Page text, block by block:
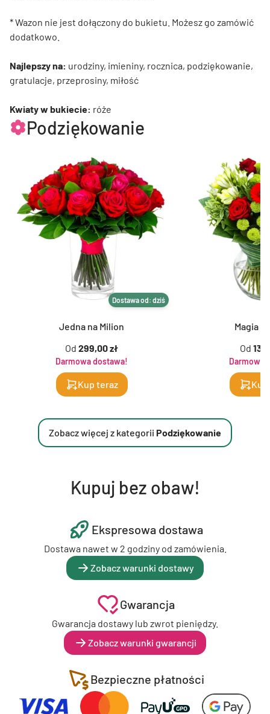
* Wazon nie jest dołączony do bukietu. Możesz go zamówić
dodatkowo.
Najlepszy na: urodziny, imieniny, rocznica, podziękowanie,
gratulacje, przeprosiny, miłość
Kwiaty w bukiecie: róże
Podziękowanie
Dostawa od: dziś
Jedna na Milion
Od 299,00 zł
Darmowa dostawa!
Kup teraz
Magia
Od
Darmowa
Zobacz więcej z kategorii Podziękowanie
Kupuj bez obaw!
Ekspresowa dostawa
Dostawa nawet w 2 godziny od zamówienia.
Zobacz warunki dostawy
Gwarancja
Gwarancja dostawy lub zwrot pieniędzy.
Zobacz warunki gwarancji
Bezpieczne płatności